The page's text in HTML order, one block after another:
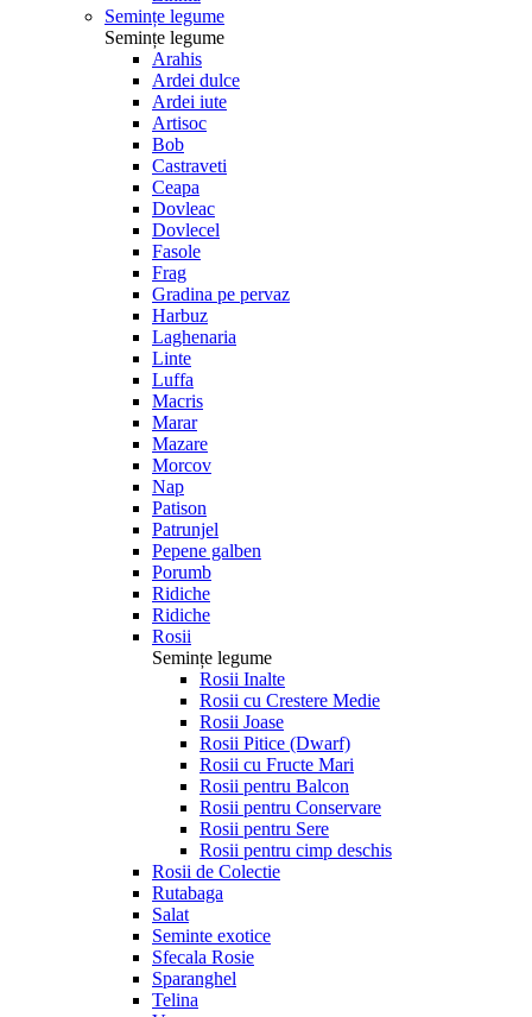
Semințe legume
Semințe legume
Arahis
Ardei dulce
Ardei iute
Artisoc
Bob
Castraveti
Ceapa
Dovleac
Dovlecel
Fasole
Frag
Gradina pe pervaz
Harbuz
Laghenaria
Linte
Luffa
Macris
Marar
Mazare
Morcov
Nap
Patison
Patrunjel
Pepene galben
Porumb
Ridiche
Ridiche
Rosii
Semințe legume
Rosii Inalte
Rosii cu Crestere Medie
Rosii Joase
Rosii Pitice (Dwarf)
Rosii cu Fructe Mari
Rosii pentru Balcon
Rosii pentru Conservare
Rosii pentru Sere
Rosii pentru cimp deschis
Rosii de Colectie
Rutabaga
Salat
Seminte exotice
Sfecala Rosie
Sparanghel
Telina